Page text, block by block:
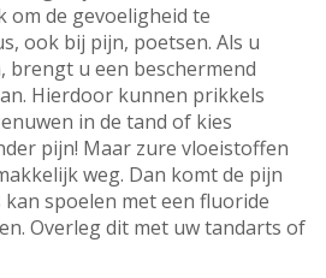
om de gevoeligheid te
ook bij pijn, poetsen. Als u
brengt u een beschermend
Hierdoor kunnen prikkels
in de tand of kies
pijn! Maar zure vloeistoffen
weg. Dan komt de pijn
spoelen met een fluoride
Overleg dit met uw tandarts of